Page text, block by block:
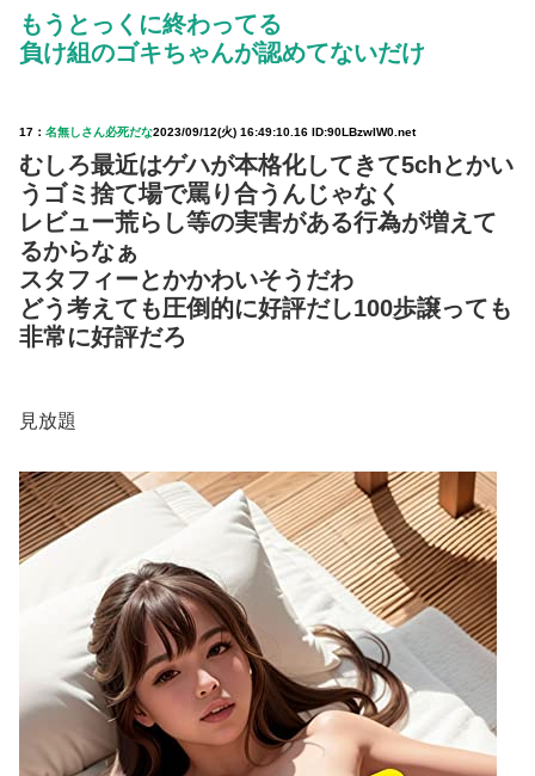
もうとっくに終わってる
負け組のゴキちゃんが認めてないだけ
17： 名無しさん必死だな2023/09/12(火) 16:49:10.16 ID:90LBzwIW0.net
むしろ最近はゲハが本格化してきて5chとかい
うゴミ捨て場で罵り合うんじゃなく
レビュー荒らし等の実害がある行為が増えて
るからなぁ
スタフィーとかかわいそうだわ
どう考えても圧倒的に好評だし100歩譲っても
非常に好評だろ
見放題